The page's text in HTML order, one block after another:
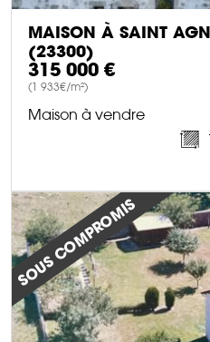
MAISON À SAINT
(23300)
315 000 €
(1 933€/m²)
Maison à vendre
DÉCOUVRIR CE BIEN
SOUS COMPROMIS